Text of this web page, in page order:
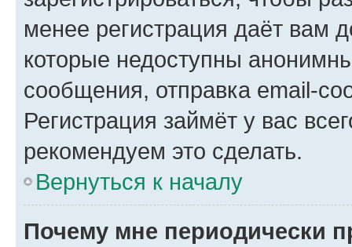
менее регистрация даёт вам
которые недоступны
сообщения, отправка email-
Регистрация займёт у вас
рекомендуем это сделать.
Вернуться к началу
Почему мне периодически